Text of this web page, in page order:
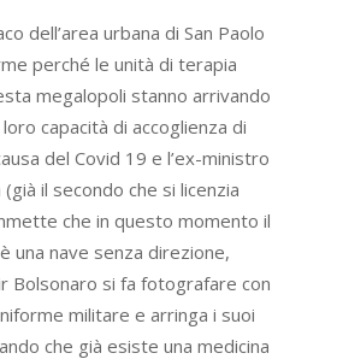
dell’area urbana di San Paolo
perché le unità di terapia
megalopoli stanno arrivando
capacità di accoglienza di
del Covid 19 e l’ex-ministro
(già il secondo che si licenzia
che in questo momento il
una nave senza direzione,
Bolsonaro si fa fotografare con
militare e arringa i suoi
che già esiste una medicina